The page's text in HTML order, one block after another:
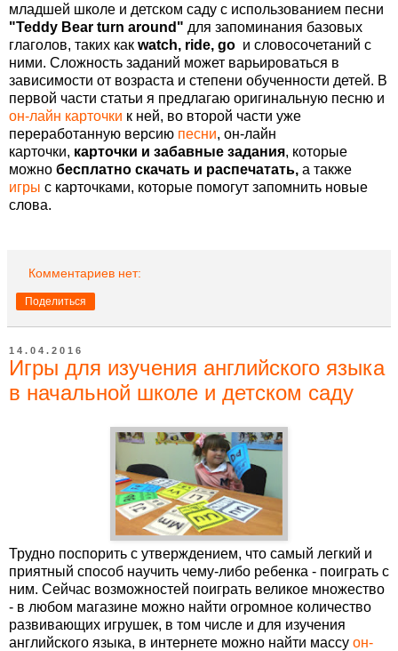
младшей школе и детском саду с использованием песни
"Teddy Bear turn around" для запоминания базовых
глаголов, таких как watch, ride, go и словосочетаний с
ними. Сложность заданий может варьироваться в
зависимости от возраста и степени обученности детей. В
первой части статьи я предлагаю оригинальную песню и
он-лайн карточки к ней, во второй части уже
переработанную версию песни, он-лайн
карточки, карточки и забавные задания, которые
можно бесплатно скачать и распечатать, а также
игры с карточками, которые помогут запомнить новые
слова.
Комментариев нет:
Поделиться
14.04.2016
Игры для изучения английского языка
в начальной школе и детском саду
Трудно поспорить с утверждением, что самый легкий и
приятный способ научить чему-либо ребенка - поиграть с
ним. Сейчас возможностей поиграть великое множество
- в любом магазине можно найти огромное количество
развивающих игрушек, в том числе и для изучения
английского языка, в интернете можно найти массу он-